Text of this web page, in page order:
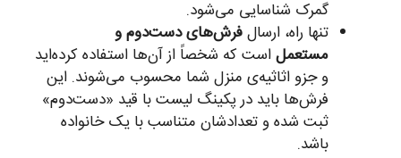
گمرک شناسایی می‌شود.
تنها راه، ارسالفرش‌های دست‌دوم و
مستعملاست که شخصاً از آن‌ها استفاده کرده‌اید
و جزو اثاثیه‌ی منزل شما محسوب می‌شوند. این
فرش‌ها باید در پکینگ لیست با قید «دست‌دوم»
ثبت شده و تعدادشان متناسب با یک خانواده
باشد.